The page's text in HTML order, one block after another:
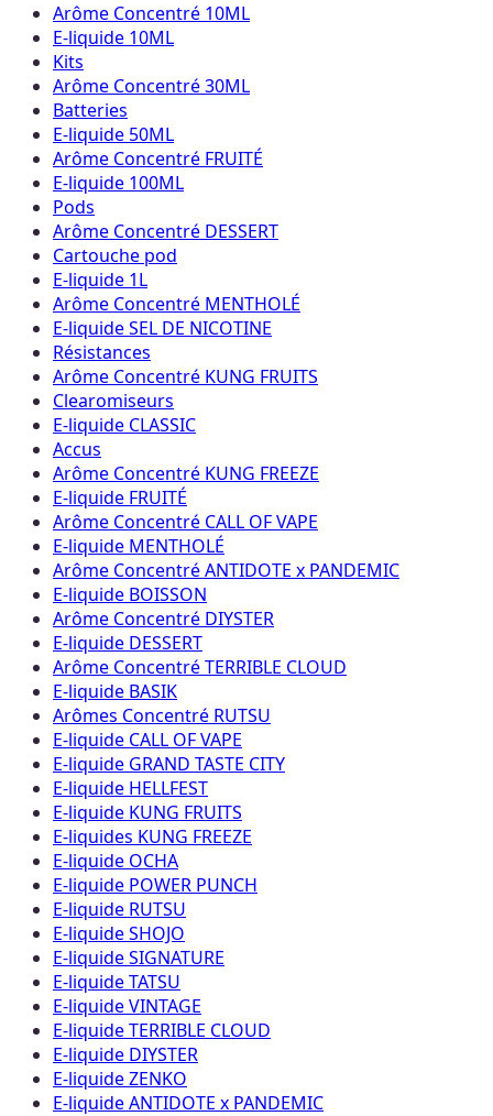
Arôme Concentré 10ML
E-liquide 10ML
Kits
Arôme Concentré 30ML
Batteries
E-liquide 50ML
Arôme Concentré FRUITÉ
E-liquide 100ML
Pods
Arôme Concentré DESSERT
Cartouche pod
E-liquide 1L
Arôme Concentré MENTHOLÉ
E-liquide SEL DE NICOTINE
Résistances
Arôme Concentré KUNG FRUITS
Clearomiseurs
E-liquide CLASSIC
Accus
Arôme Concentré KUNG FREEZE
E-liquide FRUITÉ
Arôme Concentré CALL OF VAPE
E-liquide MENTHOLÉ
Arôme Concentré ANTIDOTE x PANDEMIC
E-liquide BOISSON
Arôme Concentré DIYSTER
E-liquide DESSERT
Arôme Concentré TERRIBLE CLOUD
E-liquide BASIK
Arômes Concentré RUTSU
E-liquide CALL OF VAPE
E-liquide GRAND TASTE CITY
E-liquide HELLFEST
E-liquide KUNG FRUITS
E-liquides KUNG FREEZE
E-liquide OCHA
E-liquide POWER PUNCH
E-liquide RUTSU
E-liquide SHOJO
E-liquide SIGNATURE
E-liquide TATSU
E-liquide VINTAGE
E-liquide TERRIBLE CLOUD
E-liquide DIYSTER
E-liquide ZENKO
E-liquide ANTIDOTE x PANDEMIC